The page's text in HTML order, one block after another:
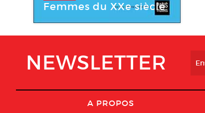
Femmes du XXe siècle
NEWSLETTER
A PROPOS